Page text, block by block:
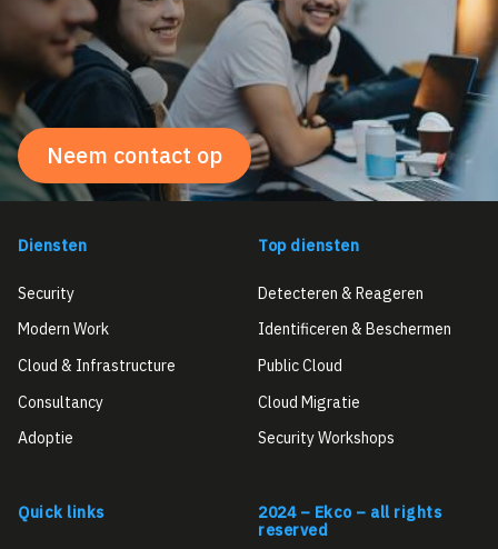
Neem contact op
Diensten
Security
Modern Work
Cloud & Infrastructure
Consultancy
Adoptie
Top diensten
Detecteren & Reageren
Identificeren & Beschermen
Public Cloud
Cloud Migratie
Security Workshops
Quick links
2024 – Ekco – all rights
reserved